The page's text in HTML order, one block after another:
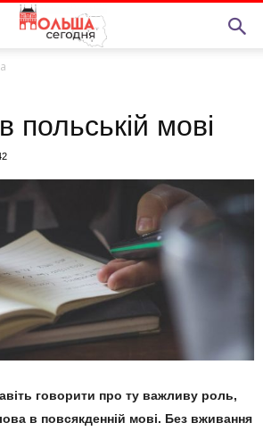
польській мові
говорити про ту важливу роль,
в повсякденній мові. Без вживання